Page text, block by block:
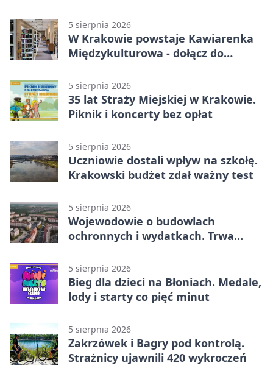
w Dankowicach
5 sierpnia 2026
W Krakowie powstaje Kawiarenka
Międzykulturowa - dołącz do
5 sierpnia 2026
35 lat Straży Miejskiej w Krakowie.
Piknik i koncerty bez opłat
5 sierpnia 2026
Uczniowie dostali wpływ na szkołę.
Krakowski budżet zdał ważny test
5 sierpnia 2026
Wojewodowie o budowlach
ochronnych i wydatkach. Trwa
5 sierpnia 2026
Bieg dla dzieci na Błoniach. Medale,
lody i starty co pięć minut
5 sierpnia 2026
Zakrzówek i Bagry pod kontrolą.
Strażnicy ujawnili 420 wykroczeń